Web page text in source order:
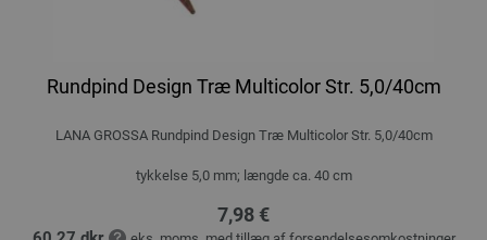
Rundpind Design Træ Multicolor Str. 5,0/40cm
LANA GROSSA Rundpind Design Træ Multicolor Str. 5,0/40cm
tykkelse 5,0 mm; længde ca. 40 cm
7,98 €